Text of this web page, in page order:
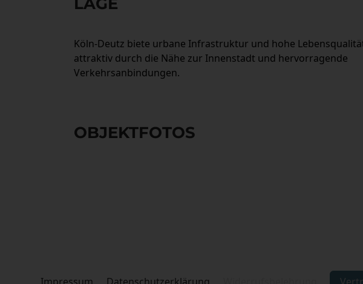
Köln-Deutz biete urbane Infrastruktur und hohe
attraktiv durch die Nähe zur Innenstadt und hervorragende
Verkehrsanbindungen.
OBJEKTFOTOS